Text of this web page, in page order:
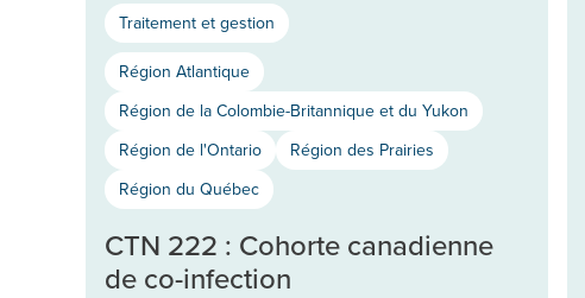
Traitement et gestion
Région Atlantique
Région de la Colombie-Britannique et du Yukon
Région de l'Ontario
Région des Prairies
Région du Québec
CTN 222 : Cohorte canadienne
de co-infection